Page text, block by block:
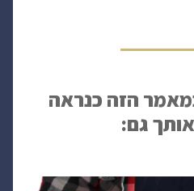
הזה כנראה
אותך גם: